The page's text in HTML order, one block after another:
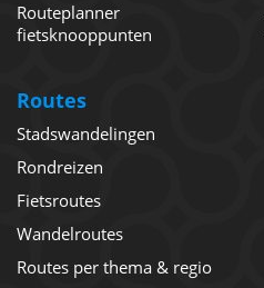
Routeplanner
fietsknooppunten
Routes
Stadswandelingen
Rondreizen
Fietsroutes
Wandelroutes
Routes per thema & regio